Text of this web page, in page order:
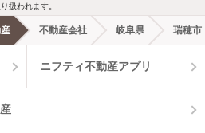
扱われます。
不動産会社 岐阜県 瑞穂市
ニフティ不動産アプリ